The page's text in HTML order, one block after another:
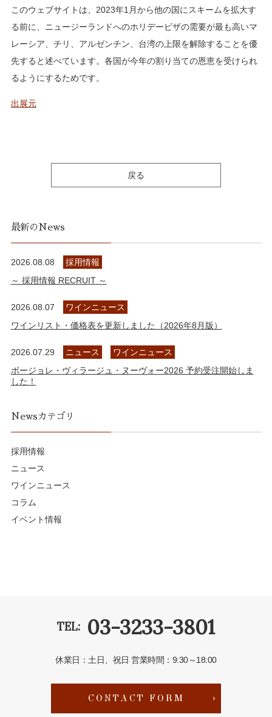
このウェブサイトは、2023年1月から他の国にスキームを拡大す
る前に、ニュージーランドへのホリデービザの需要が最も高いマ
レーシア、チリ、アルゼンチン、台湾の上限を解除することを優
先すると述べています。各国が今年の割り当ての恩恵を受けられ
るようにするためです。
出展元
戻る
最新のNews
2026.08.08
採用情報
～ 採用情報 RECRUIT ～
2026.08.07
ワインニュース
ワインリスト・価格表を更新しました（2026年8月版）
2026.07.29 ニュース
ワインニュース
ボージョレ・ヴィラージュ・ヌーヴォー2026 予約受注開始しま
した！
Newsカテゴリ
採用情報
ニュース
ワインニュース
コラム
イベント情報
TEL: 03-3233-3801
休業日：土日、祝日営業時間：9:30～18:00
CONTACT FORM